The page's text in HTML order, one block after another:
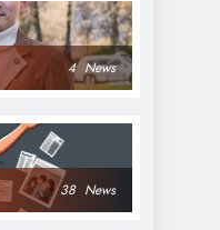
4 News
38 News